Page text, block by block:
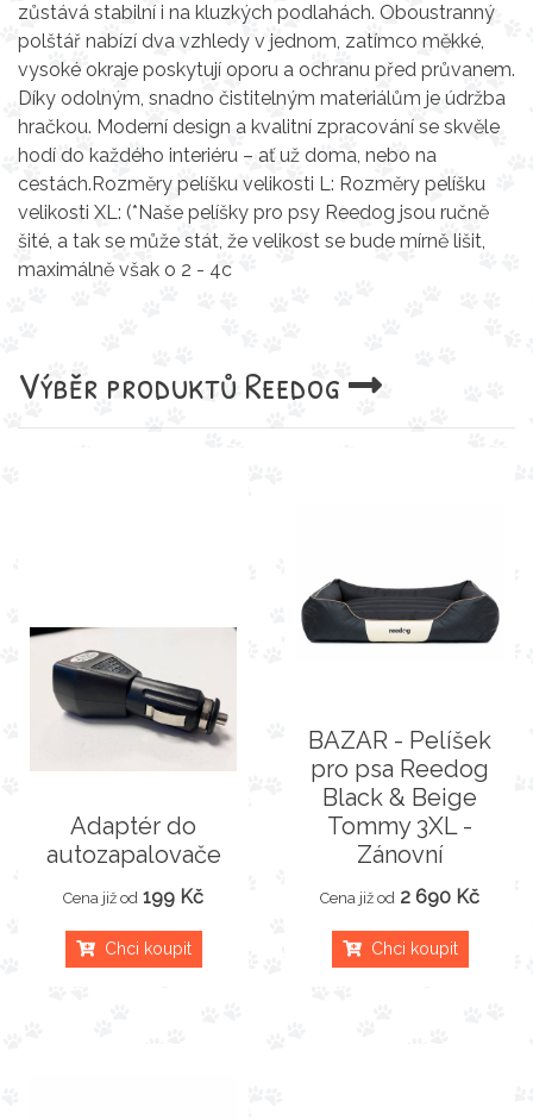
zůstává stabilní i na kluzkých podlahách. Oboustranný
polštář nabízí dva vzhledy v jednom, zatímco měkké,
vysoké okraje poskytují oporu a ochranu před průvanem.
Díky odolným, snadno čistitelným materiálům je údržba
hračkou. Moderní design a kvalitní zpracování se skvěle
hodí do každého interiéru – ať už doma, nebo na
cestách.Rozměry pelíšku velikosti L: Rozměry pelíšku
velikosti XL: (*Naše pelíšky pro psy Reedog jsou ručně
šité, a tak se může stát, že velikost se bude mírně lišit,
maximálně však o 2 - 4c
Výběr produktů Reedog
Adaptér do
autozapalovače
Cena již od 199 Kč
Chci koupit
BAZAR - Pelíšek
pro psa Reedog
Black & Beige
Tommy 3XL -
Zánovní
Cena již od 2 690 Kč
Chci koupit